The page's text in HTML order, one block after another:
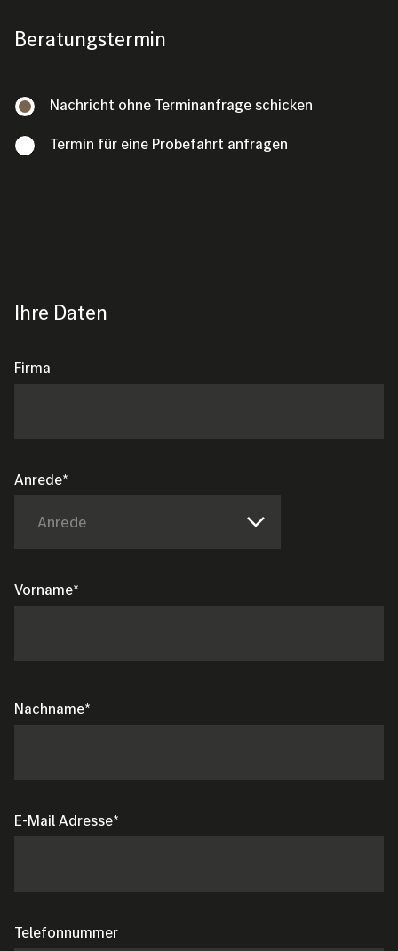
Beratungstermin
Beratungstermin
Nachricht ohne Terminanfrage schicken
Termin für eine Probefahrt anfragen
Ihre Daten
Firma
Anrede
Anrede
Vorname
Nachname
E-Mail Adresse
Telefonnummer